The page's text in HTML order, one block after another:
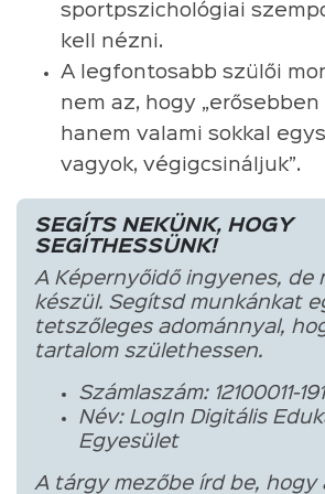
sportpszichológiai
kell nézni.
A legfontosabb szülői
nem az, hogy „erősebben
hanem valami sokkal
vagyok, végigcsináljuk”.
SEGÍTS NEKÜNK, HOGY
SEGÍTHESSÜNK!
A Képernyőidő ingyenes, de
készül. Segítsd munkánkat
tetszőleges adománnyal,
tartalom születhessen.
Számlaszám: 12100011-
Név: LogIn Digitális
Egyesület
A tárgy mezőbe írd be, hogy